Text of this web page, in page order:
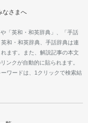
なさまへ
「英和・和英辞典」、「手話
和・和英辞典、手話辞典は連
ます。また、解説記事の本文
ンクが自動的に貼られます。
ワードは、1クリックで検索結